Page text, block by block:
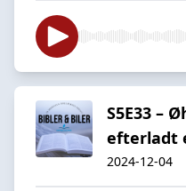
S5E33 –
efterladt
2024-12-04